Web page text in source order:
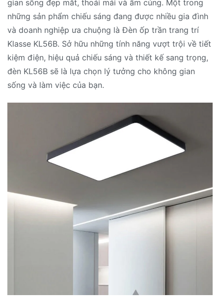
gian sống đẹp mắt, thoải mái và ấm cúng. Một trong
những sản phẩm chiếu sáng đang được nhiều gia đình
và doanh nghiệp ưa chuộng là Đèn ốp trần trang trí
Klasse KL56B. Sở hữu những tính năng vượt trội về tiết
kiệm điện, hiệu quả chiếu sáng và thiết kế sang trọng,
đèn KL56B sẽ là lựa chọn lý tưởng cho không gian
sống và làm việc của bạn.